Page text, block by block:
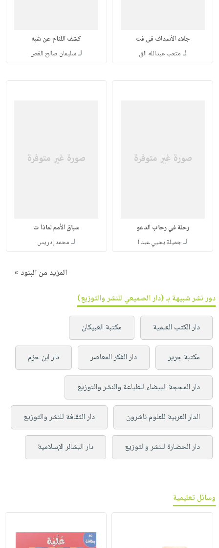
جلاء الأسداف فى فت
لـ متعب عبدالله الق
كشف اللثام عن شبه
لـسليمان صالح الغص
رحلة في رحاب الدعو
لـجميلة يحيي عبد ا
سباق الأمم لماذا ت
لـ محمد إدريس
المزيد من البنود »
دور نشر شبيهة بـ (دار الصميعي للنشر والتوزيع)
دار الكتب العلمية مكتبة العبيكان
مكتبة جرير دار الفكر المعاصر دار ابن حزم
دار المحجة البيضاء للطباعة والنشر والتوزيع
الدار العربية للعلوم ناشرون دار الثقافة للنشر والتوزيع
دار الحضارة للنشر والتوزيع دار البشائر الإسلامية
وسائل تعليمية